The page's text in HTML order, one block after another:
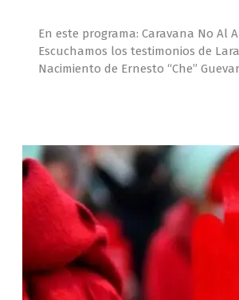
En este programa: Caravana No Al
Escuchamos los testimonios de
Nacimiento de Ernesto “Che”